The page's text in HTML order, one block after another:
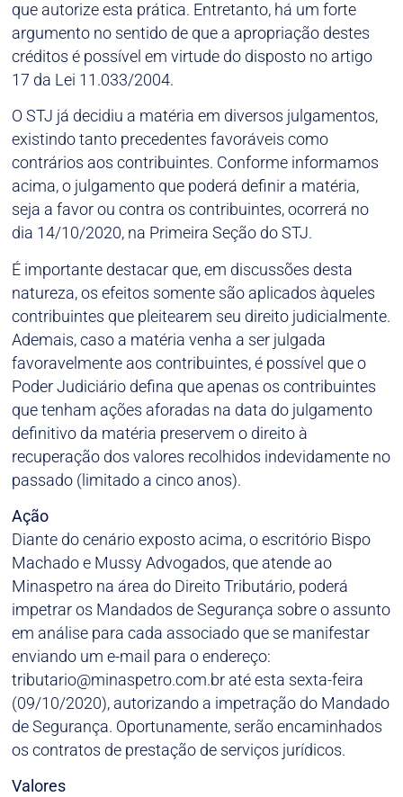
que autorize esta prática. Entretanto, há um forte
argumento no sentido de que a apropriação destes
créditos é possível em virtude do disposto no artigo
17 da Lei 11.033/2004.
O STJ já decidiu a matéria em diversos julgamentos,
existindo tanto precedentes favoráveis como
contrários aos contribuintes. Conforme informamos
acima, o julgamento que poderá definir a matéria,
seja a favor ou contra os contribuintes, ocorrerá no
dia 14/10/2020, na Primeira Seção do STJ.
É importante destacar que, em discussões desta
natureza, os efeitos somente são aplicados àqueles
contribuintes que pleitearem seu direito judicialmente.
Ademais, caso a matéria venha a ser julgada
favoravelmente aos contribuintes, é possível que o
Poder Judiciário defina que apenas os contribuintes
que tenham ações aforadas na data do julgamento
definitivo da matéria preservem o direito à
recuperação dos valores recolhidos indevidamente no
passado (limitado a cinco anos).
Ação
Diante do cenário exposto acima, o escritório Bispo
Machado e Mussy Advogados, que atende ao
Minaspetro na área do Direito Tributário, poderá
impetrar os Mandados de Segurança sobre o assunto
em análise para cada associado que se manifestar
enviando um e-mail para o endereço:
tributario@minaspetro.com.br até esta sexta-feira
(09/10/2020), autorizando a impetração do Mandado
de Segurança. Oportunamente, serão encaminhados
os contratos de prestação de serviços jurídicos.
Valores